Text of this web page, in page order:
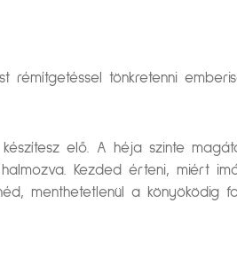
tönkretenni
elő. A héja szinte
Kezded érteni, miért
menthetetlenül a könyöködig